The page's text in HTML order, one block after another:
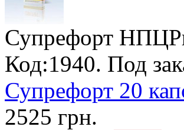
Супрефорт
Код:1940. Под
Супрефорт 20
2525 грн.